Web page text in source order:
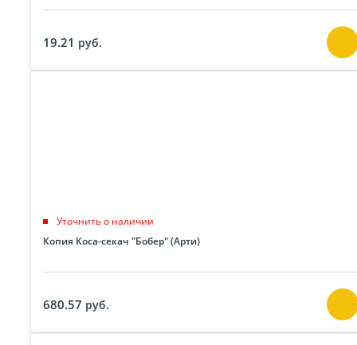
19.21 руб.
Уточнить о наличии
Копия Коса-секач "Бобер" (Арти)
680.57 руб.